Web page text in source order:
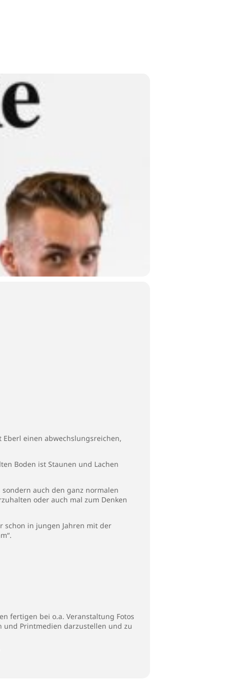
einen abwechslungsreichen,
Boden ist Staunen und Lachen
auch den ganz normalen
oder auch mal zum Denken
schon in jungen Jahren mit der
fertigen bei o.a. Veranstaltung Fotos
und Printmedien darzustellen und zu